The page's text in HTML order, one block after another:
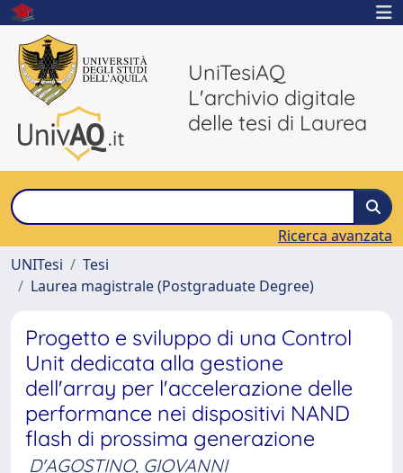
UniTesiAQ
L'archivio digitale
delle tesi di Laurea
Ricerca avanzata
UNITesi
Tesi
Laurea magistrale (Postgraduate Degree)
Progetto e sviluppo di una Control
Unit dedicata alla gestione
dell'array per l'accelerazione delle
performance nei dispositivi NAND
flash di prossima generazione
D'AGOSTINO, GIOVANNI